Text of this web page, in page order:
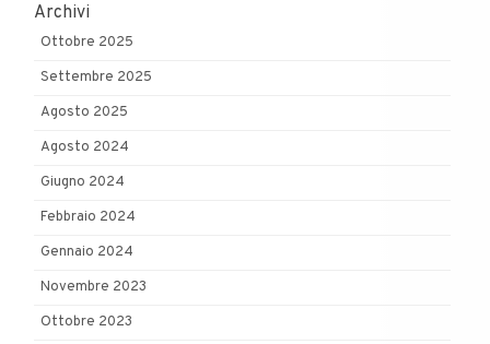
Archivi
Ottobre 2025
Settembre 2025
Agosto 2025
Agosto 2024
Giugno 2024
Febbraio 2024
Gennaio 2024
Novembre 2023
Ottobre 2023